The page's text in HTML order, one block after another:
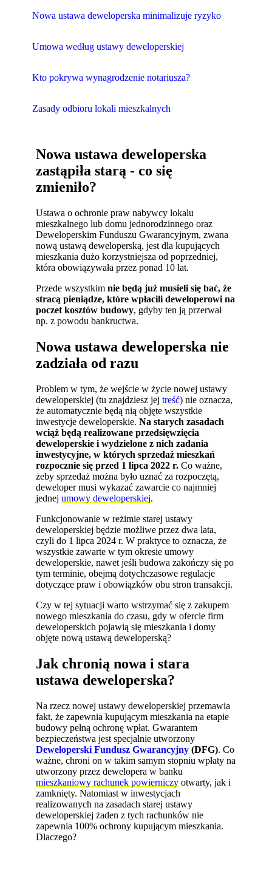
Nowa ustawa deweloperska minimalizuje ryzyko
Umowa według ustawy deweloperskiej
Kto pokrywa wynagrodzenie notariusza?
Zasady odbioru lokali mieszkalnych
Nowa ustawa deweloperska
zastąpiła starą - co się
zmieniło?
Ustawa o ochronie praw nabywcy lokalu
mieszkalnego lub domu jednorodzinnego oraz
Deweloperskim Funduszu Gwarancyjnym, zwana
nową ustawą deweloperską, jest dla kupujących
mieszkania dużo korzystniejsza od poprzedniej,
która obowiązywała przez ponad 10 lat.
Przede wszystkim nie będą już musieli się bać, że
stracą pieniądze, które wpłacili deweloperowi na
poczet kosztów budowy, gdyby ten ją przerwał
np. z powodu bankructwa.
Nowa ustawa deweloperska nie
zadziała od razu
Problem w tym, że wejście w życie nowej ustawy
deweloperskiej (tu znajdziesz jejtreść) nie oznacza,
że automatycznie będą nią objęte wszystkie
inwestycje deweloperskie.Na starych zasadach
wciąż będą realizowane przedsięwzięcia
deweloperskie i wydzielone z nich zadania
inwestycyjne, w których sprzedaż mieszkań
rozpocznie się przed 1 lipca 2022 r. Co ważne,
żeby sprzedaż można było uznać za rozpoczętą,
deweloper musi wykazać zawarcie co najmniej
jednejumowy deweloperskiej.
Funkcjonowanie w reżimie starej ustawy
deweloperskiej będzie możliwe przez dwa lata,
czyli do 1 lipca 2024 r. W praktyce to oznacza, że
wszystkie zawarte w tym okresie umowy
deweloperskie, nawet jeśli budowa zakończy się po
tym terminie, obejmą dotychczasowe regulacje
dotyczące praw i obowiązków obu stron transakcji.
Czy w tej sytuacji warto wstrzymać się z zakupem
nowego mieszkania do czasu, gdy w ofercie firm
deweloperskich pojawią się mieszkania i domy
objęte nową ustawą deweloperską?
Jak chronią nowa i stara
ustawa deweloperska?
Na rzecz nowej ustawy deweloperskiej przemawia
fakt, że zapewnia kupującym mieszkania na etapie
budowy pełną ochronę wpłat. Gwarantem
bezpieczeństwa jest specjalnie utworzony
Deweloperski Fundusz Gwarancyjny (DFG). Co
ważne, chroni on w takim samym stopniu wpłaty na
utworzony przez dewelopera w banku
mieszkaniowy rachunek powierniczy otwarty, jak i
zamknięty. Natomiast w inwestycjach
realizowanych na zasadach starej ustawy
deweloperskiej żaden z tych rachunków nie
zapewnia 100% ochrony kupującym mieszkania.
Dlaczego?